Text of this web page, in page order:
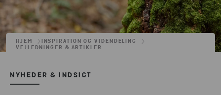
HJEM
INSPIRATION OG VIDENDELING
VEJLEDNINGER & ARTIKLER
NYHEDER & INDSIGT